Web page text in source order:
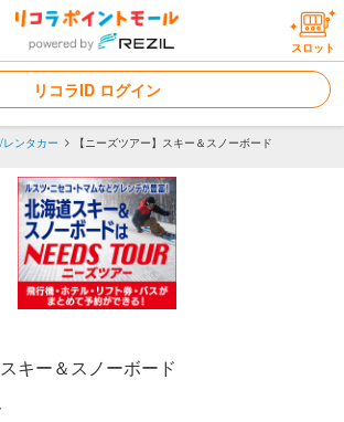
スロット
リコラID ログイン
レンタカー 【ニーズツアー】スキー＆スノーボード
キー＆スノーボード